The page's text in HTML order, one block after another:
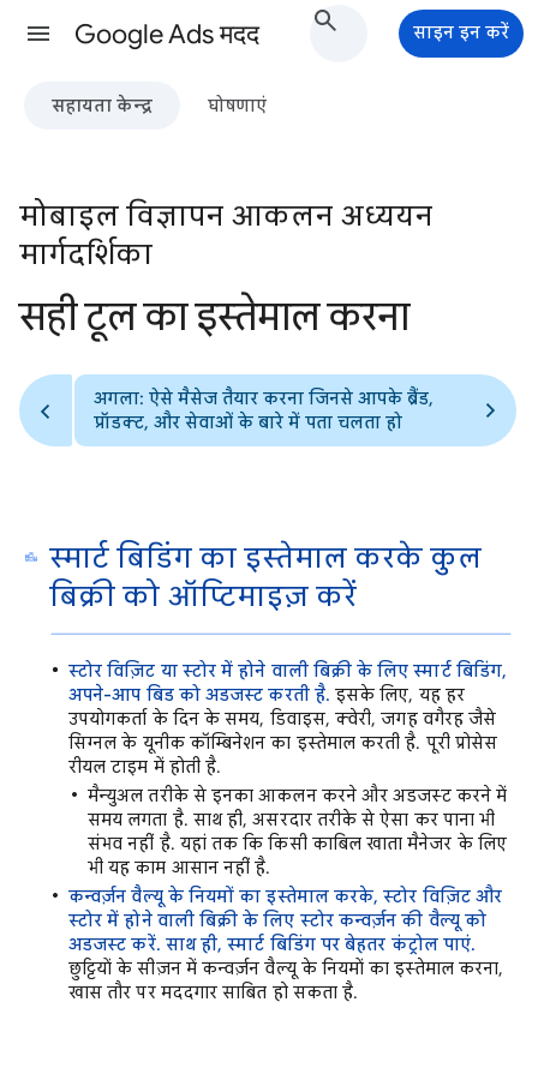
Google Ads मदद साइन इन करें
सहायता केन्द्र घोषणाएं
मोबाइल विज्ञापन आकलन अध्ययन
मार्गदर्शिका
सही टूल का इस्तेमाल करना
अगला: ऐसे मैसेज तैयार करना जिनसे आपके ब्रैंड,
प्रॉडक्ट, और सेवाओं के बारे में पता चलता हो
स्मार्ट बिडिंग का इस्तेमाल करके कुल
बिक्री को ऑप्टिमाइज़ करें
स्टोर विज़िट या स्टोर में होने वाली बिक्री के लिए स्मार्ट बिडिंग,
अपने-आप बिड को अडजस्ट करती है. इसके लिए, यह हर
उपयोगकर्ता के दिन के समय, डिवाइस, क्वेरी, जगह वगैरह जैसे
सिग्नल के यूनीक कॉम्बिनेशन का इस्तेमाल करती है. पूरी प्रोसेस
रीयल टाइम में होती है.
मैन्युअल तरीके से इनका आकलन करने और अडजस्ट करने में
समय लगता है. साथ ही, असरदार तरीके से ऐसा कर पाना भी
संभव नहीं है. यहां तक कि किसी काबिल खाता मैनेजर के लिए
भी यह काम आसान नहीं है.
कन्वर्ज़न वैल्यू के नियमों का इस्तेमाल करके, स्टोर विज़िट और
स्टोर में होने वाली बिक्री के लिए स्टोर कन्वर्ज़न की वैल्यू को
अडजस्ट करें. साथ ही, स्मार्ट बिडिंग पर बेहतर कंट्रोल पाएं.
छुट्टियों के सीज़न में कन्वर्ज़न वैल्यू के नियमों का इस्तेमाल करना,
खास तौर पर मददगार साबित हो सकता है.